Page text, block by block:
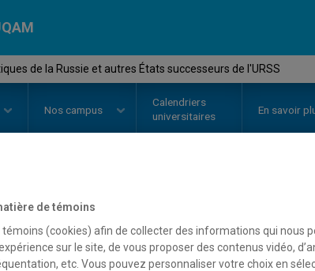
de la Russie et autres États successeurs de l'URSS
Nos campus
Calendriers
universitaires
En savoir
// POL4035
Systèmes
autres États
de témoins
témoins (cookies) afin de collecter des informations qui nous
sur le site, de vous proposer des contenus vidéo,
etc. Vous pouvez personnaliser votre choix en